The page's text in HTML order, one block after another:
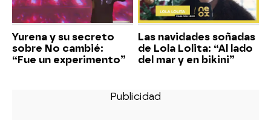
Yurena y su secreto
sobre No cambié:
“Fue un experimento”
Las navidades soñadas
de Lola Lolita: “Al lado
del mar y en bikini”